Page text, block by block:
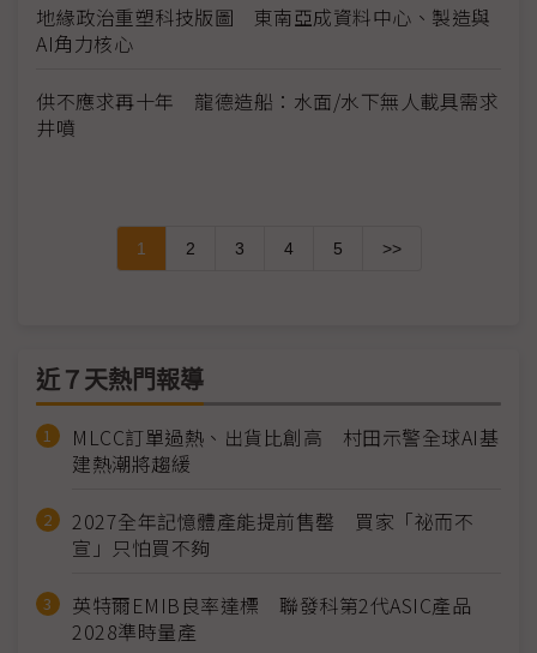
地緣政治重塑科技版圖 東南亞成資料中心、製造與
AI角力核心
供不應求再十年 龍德造船：水面/水下無人載具需求
井噴
1 2 3 4 5 >>
近７天熱門報導
MLCC訂單過熱、出貨比創高 村田示警全球AI基
建熱潮將趨緩
2027全年記憶體產能提前售罄 買家「祕而不
宣」只怕買不夠
英特爾EMIB良率達標 聯發科第2代ASIC產品
2028準時量產